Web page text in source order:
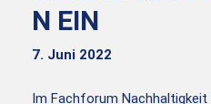
N EIN
7. Juni 2022
Im Fachforum